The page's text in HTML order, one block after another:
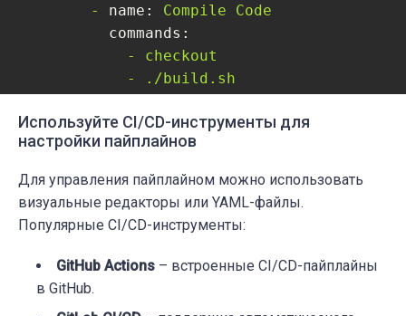
-
name: Compile
Code
commands:
-
checkout
-
./build.sh
- name: Test
dependencies:
task:
jobs:
name: Run
commands:
Используйте CI/CD-инструменты для
настройки пайплайнов
Для управления пайплайном можно использовать
визуальные редакторы или YAML-файлы.
Популярные CI/CD-инструменты:
GitHub Actions – встроенные CI/CD-пайплайны
в GitHub.